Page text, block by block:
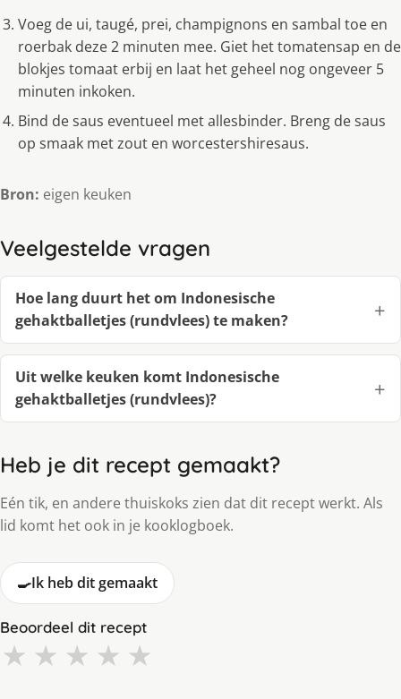
Voeg de ui, taugé, prei, champignons en sambal toe en
roerbak deze 2 minuten mee. Giet het tomatensap en de
blokjes tomaat erbij en laat het geheel nog ongeveer 5
minuten inkoken.
Bind de saus eventueel met allesbinder. Breng de saus
op smaak met zout en worcestershiresaus.
Bron: eigen keuken
Veelgestelde vragen
Hoe lang duurt het om Indonesische
gehaktballetjes (rundvlees) te maken?
Uit welke keuken komt Indonesische
gehaktballetjes (rundvlees)?
Heb je dit recept gemaakt?
Eén tik, en andere thuiskoks zien dat dit recept werkt. Als
lid komt het ook in je kooklogboek.
🍳Ik heb dit gemaakt
Beoordeel dit recept
★ ★ ★ ★ ★